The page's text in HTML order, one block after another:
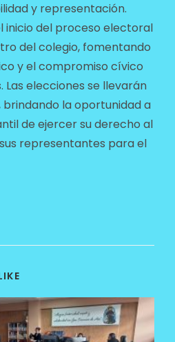
y representación.
inicio del proceso electoral
del colegio, fomentando
y el compromiso cívico
elecciones se llevarán
la oportunidad a
de ejercer su derecho al
representantes para el